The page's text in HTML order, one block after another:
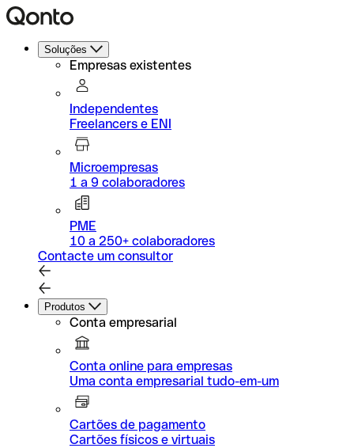
Soluções
Empresas existentes
Independentes
Freelancers e ENI
Microempresas
1 a 9 colaboradores
PME
10 a 250+ colaboradores
Contacte um consultor
Produtos
Conta empresarial
Conta online para empresas
Uma conta empresarial tudo-em-um
Cartões de pagamento
Cartões físicos e virtuais